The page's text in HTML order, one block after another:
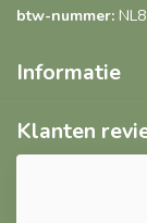
btw-nummer:
Informatie
Klanten